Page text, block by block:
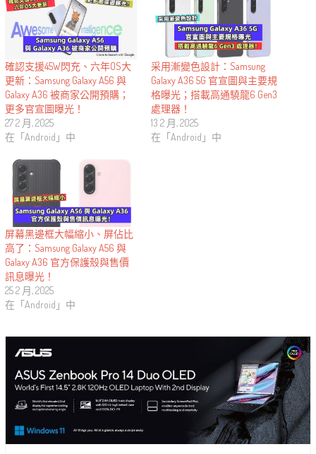
確認支援45W閃充、六年OS大
更新：Samsung Galaxy A56 與
Galaxy A36 被商家公開預購；
更多官宣圖曝光！
27 2 月, 2025
在「Android」中
采用漸變色設計：Samsung
Galaxy A36 5G 官宣圖與主要規
格曝光；搭載高通驍龍6 Gen3
處理器！
13 2 月, 2025
在「Android」中
屏幕黑邊框大幅縮小、屏佔比
高了：Samsung Galaxy A56 與
Galaxy A36 官方保護殼與售價
訊息曝光！
25 2 月, 2025
在「Android」中